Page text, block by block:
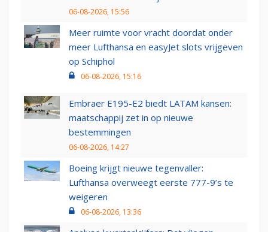
06-08-2026, 15:56
Meer ruimte voor vracht doordat onder
meer Lufthansa en easyJet slots vrijgeven
op Schiphol
06-08-2026, 15:16
Embraer E195-E2 biedt LATAM kansen:
maatschappij zet in op nieuwe
bestemmingen
06-08-2026, 14:27
Boeing krijgt nieuwe tegenvaller:
Lufthansa overweegt eerste 777-9’s te
weigeren
06-08-2026, 13:36